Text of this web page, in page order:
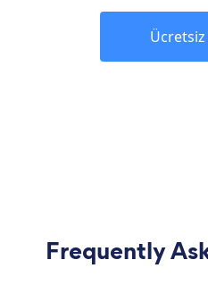
Frequently